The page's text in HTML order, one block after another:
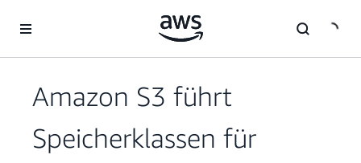
Überspringen zum Hauptinhalt
Amazon S3 führt
Speicherklassen für